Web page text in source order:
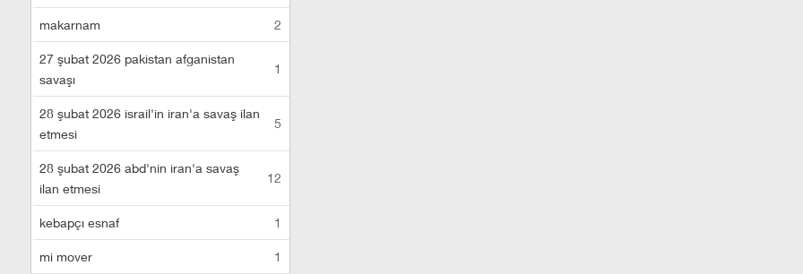
makarnam 2
27 şubat 2026 pakistan afganistan
savaşı
1
28 şubat 2026 israil'in iran'a savaş ilan
etmesi
5
28 şubat 2026 abd'nin iran'a savaş
ilan etmesi
12
kebapçı esnaf 1
mi mover 1